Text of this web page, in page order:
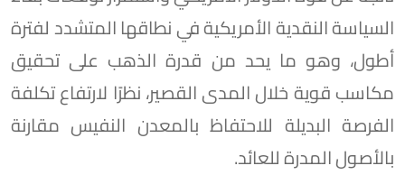
السياسة النقدية الأمريكية في نطاقها المتشدد لفترة
أطول، وهو ما يحد من قدرة الذهب على تحقيق
مكاسب قوية خلال المدى القصير، نظرًا لارتفاع تكلفة
الفرصة البديلة للاحتفاظ بالمعدن النفيس مقارنة
بالأصول المدرة للعائد.